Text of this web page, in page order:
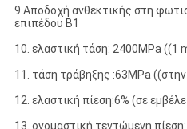
9.Αποδοχή ανθεκτικής στη
επιπέδου Β1
10. ελαστική τάση: 2400MPa ((1
11. τάση τράβηξης :63MPa
12. ελαστική πίεση:6% (σε
13. ονομαστική τεντώμενη